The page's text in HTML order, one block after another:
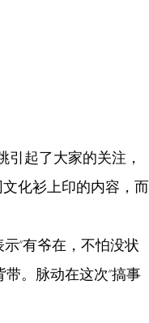
引起了大家的关注，
化衫上印的内容，而
“有爷在，不怕没状
。脉动在这次“搞事